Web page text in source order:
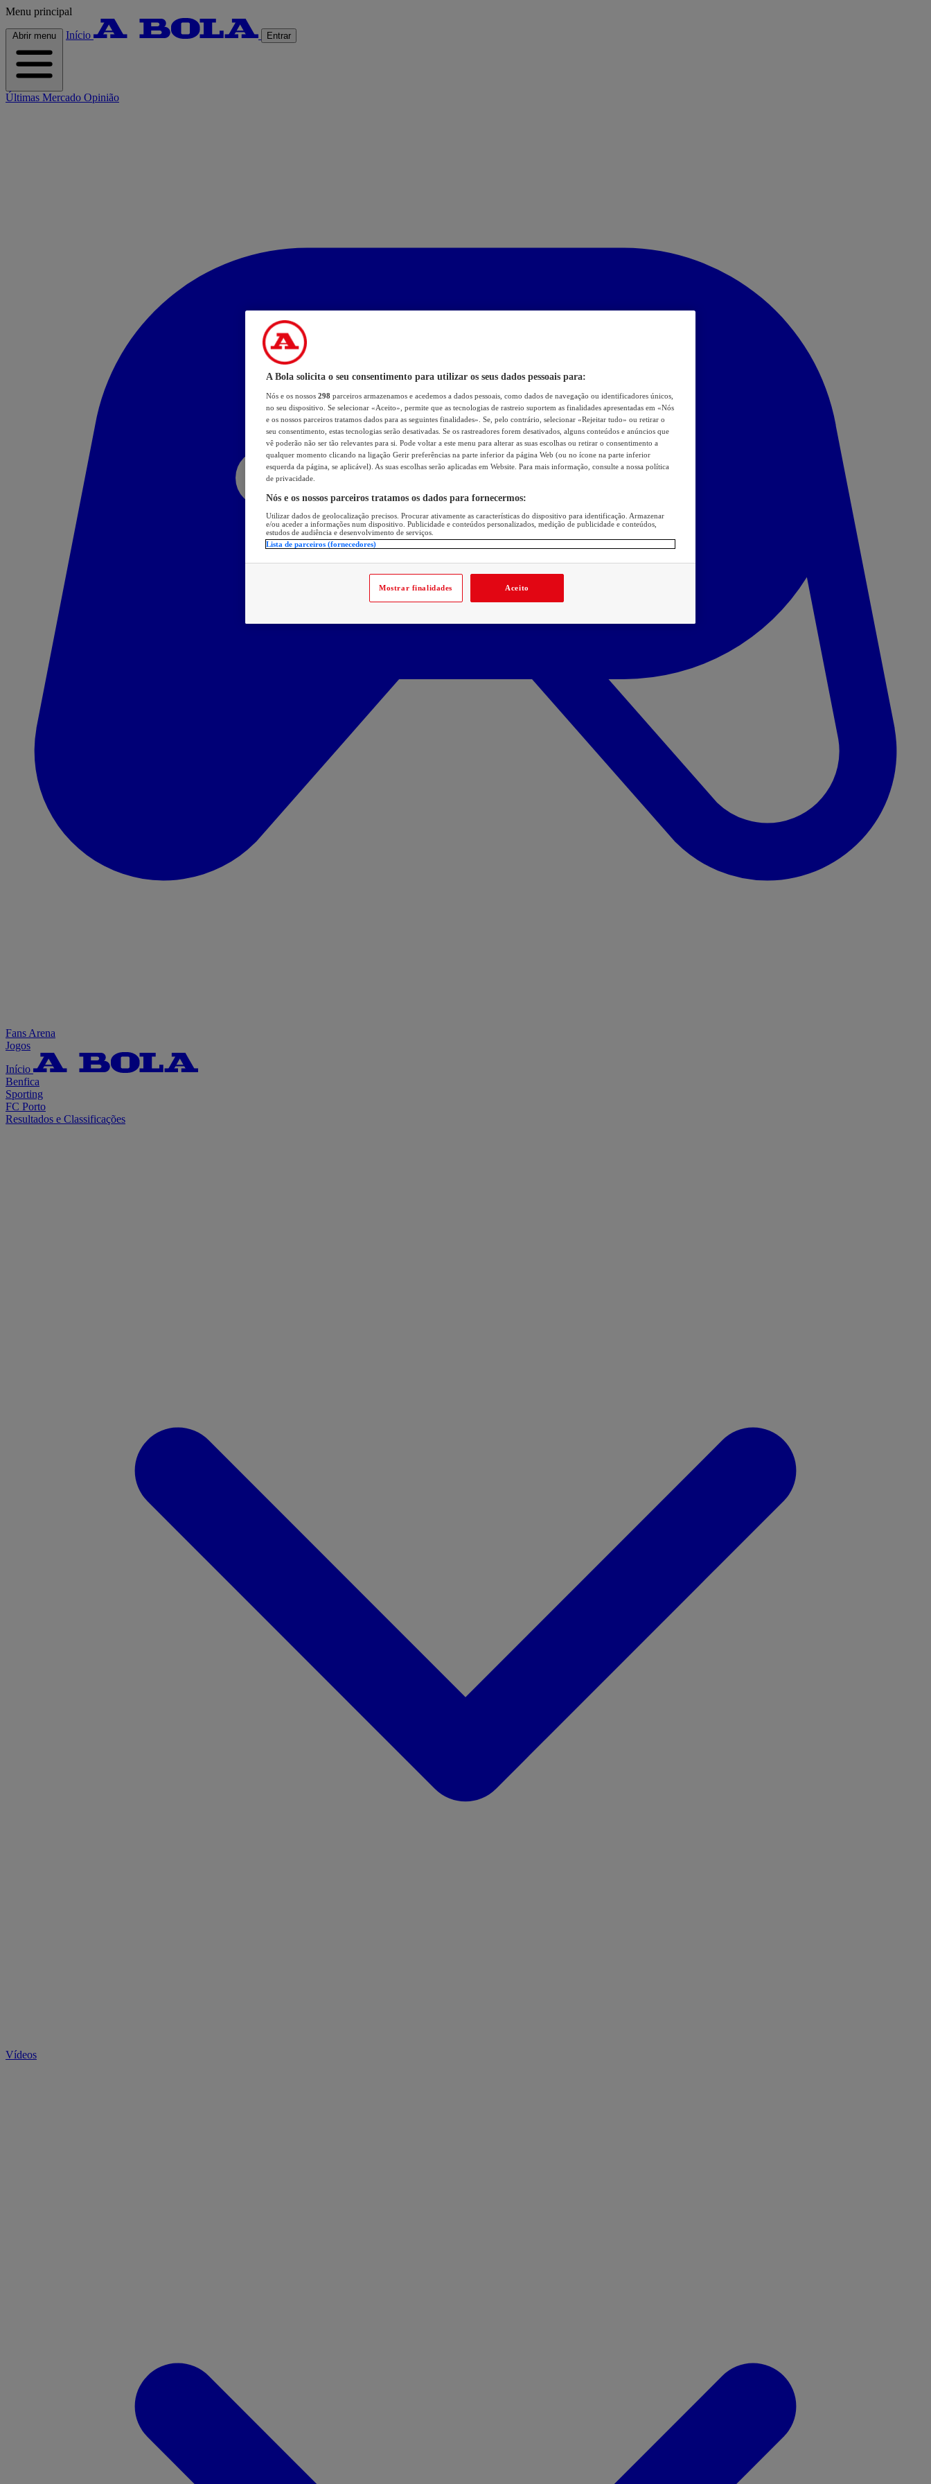
Menu principal
Abrir menu Início Entrar
Últimas Mercado Opinião
Fans Arena
Jogos
Início
Benfica
Sporting
FC Porto
Resultados e Classificações
Vídeos
A Bola solicita o seu consentimento para utilizar os seus dados pessoais para:
Nós e os nossos 298 parceiros armazenamos e acedemos a dados pessoais, como dados de navegação ou identificadores únicos,
no seu dispositivo. Se selecionar «Aceito», permite que as tecnologias de rastreio suportem as finalidades apresentadas em «Nós
e os nossos parceiros tratamos dados para as seguintes finalidades». Se, pelo contrário, selecionar «Rejeitar tudo» ou retirar o
seu consentimento, estas tecnologias serão desativadas. Se os rastreadores forem desativados, alguns conteúdos e anúncios que
vê poderão não ser tão relevantes para si. Pode voltar a este menu para alterar as suas escolhas ou retirar o consentimento a
qualquer momento clicando na ligação Gerir preferências na parte inferior da página Web (ou no ícone na parte inferior
esquerda da página, se aplicável). As suas escolhas serão aplicadas em Website. Para mais informação, consulte a nossa política
de privacidade.
Nós e os nossos parceiros tratamos os dados para fornecermos:
Utilizar dados de geolocalização precisos. Procurar ativamente as características do dispositivo para identificação. Armazenar
e/ou aceder a informações num dispositivo. Publicidade e conteúdos personalizados, medição de publicidade e conteúdos,
estudos de audiência e desenvolvimento de serviços.
Lista de parceiros (fornecedores)
Mostrar finalidades Aceito